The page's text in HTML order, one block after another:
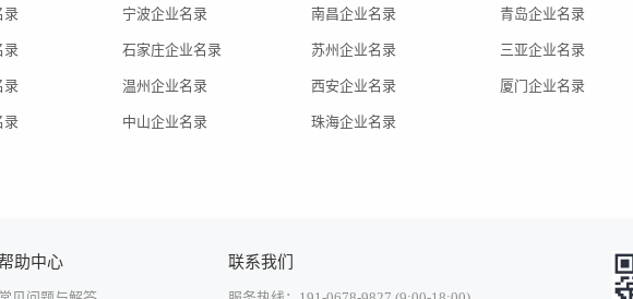
录 宁波企业名录 南昌企业名录 青岛企业名录
录 石家庄企业名录 苏州企业名录 三亚企业名录
录 温州企业名录 西安企业名录 厦门企业名录
录 中山企业名录 珠海企业名录
助中心 联系我们